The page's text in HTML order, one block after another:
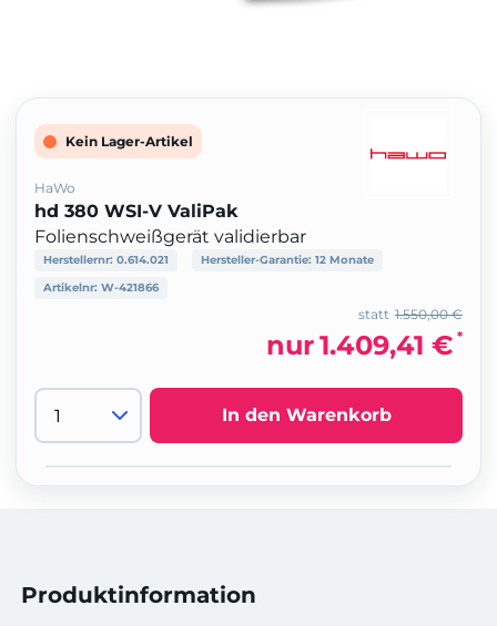
Kein Lager-Artikel
HaWo
hd 380 WSI-V ValiPak
Folienschweißgerät validierbar
Herstellernr: 0.614.021 Hersteller-Garantie: 12 Monate
Artikelnr: W-421866
1.550,00 €
statt
nur1.409,41 € *
In den Warenkorb
Produktinformation